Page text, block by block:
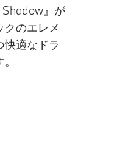
』が
のエレメ
適なドラ